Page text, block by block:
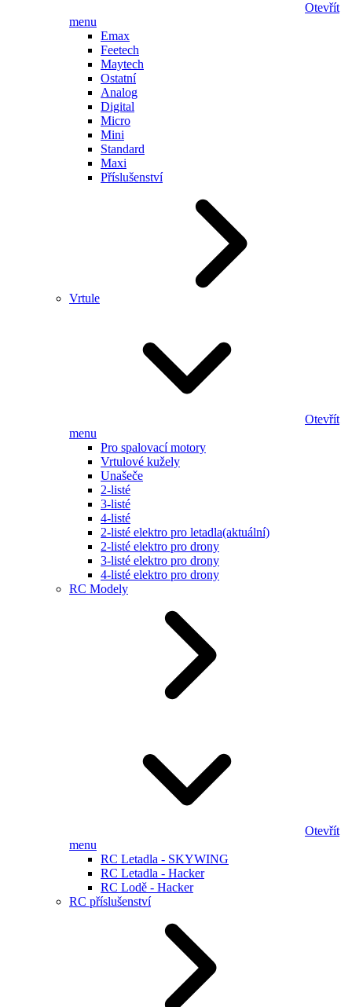
Otevřít
menu
Emax
Feetech
Maytech
Ostatní
Analog
Digital
Micro
Mini
Standard
Maxi
Příslušenství
Vrtule
Otevřít
menu
Pro spalovací motory
Vrtulové kužely
Unašeče
2-listé
3-listé
4-listé
2-listé elektro pro letadla(aktuální)
2-listé elektro pro drony
3-listé elektro pro drony
4-listé elektro pro drony
RC Modely
Otevřít
menu
RC Letadla - SKYWING
RC Letadla - Hacker
RC Lodě - Hacker
RC příslušenství